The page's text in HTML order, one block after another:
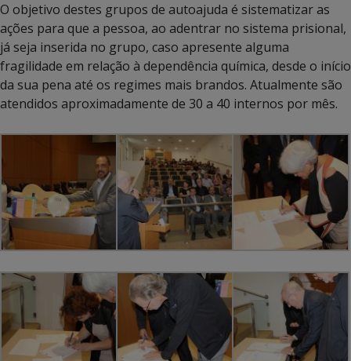
O objetivo destes grupos de autoajuda é sistematizar as
ações para que a pessoa, ao adentrar no sistema prisional,
já seja inserida no grupo, caso apresente alguma
fragilidade em relação à dependência química, desde o início
da sua pena até os regimes mais brandos. Atualmente são
atendidos aproximadamente de 30 a 40 internos por mês.